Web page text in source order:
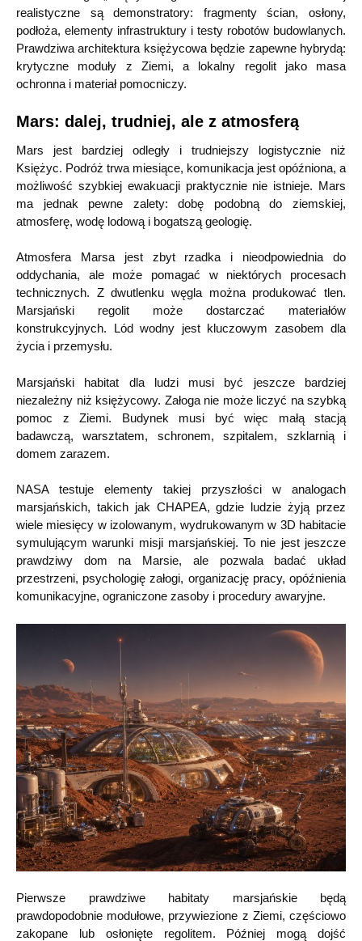
realistyczne są demonstratory: fragmenty ścian, osłony,
podłoża, elementy infrastruktury i testy robotów budowlanych.
Prawdziwa architektura księżycowa będzie zapewne hybrydą:
krytyczne moduły z Ziemi, a lokalny regolit jako masa
ochronna i materiał pomocniczy.
Mars: dalej, trudniej, ale z atmosferą
Mars jest bardziej odległy i trudniejszy logistycznie niż
Księżyc. Podróż trwa miesiące, komunikacja jest opóźniona, a
możliwość szybkiej ewakuacji praktycznie nie istnieje. Mars
ma jednak pewne zalety: dobę podobną do ziemskiej,
atmosferę, wodę lodową i bogatszą geologię.
Atmosfera Marsa jest zbyt rzadka i nieodpowiednia do
oddychania, ale może pomagać w niektórych procesach
technicznych. Z dwutlenku węgla można produkować tlen.
Marsjański regolit może dostarczać materiałów
konstrukcyjnych. Lód wodny jest kluczowym zasobem dla
życia i przemysłu.
Marsjański habitat dla ludzi musi być jeszcze bardziej
niezależny niż księżycowy. Załoga nie może liczyć na szybką
pomoc z Ziemi. Budynek musi być więc małą stacją
badawczą, warsztatem, schronem, szpitalem, szklarnią i
domem zarazem.
NASA testuje elementy takiej przyszłości w analogach
marsjańskich, takich jak CHAPEA, gdzie ludzie żyją przez
wiele miesięcy w izolowanym, wydrukowanym w 3D habitacie
symulującym warunki misji marsjańskiej. To nie jest jeszcze
prawdziwy dom na Marsie, ale pozwala badać układ
przestrzeni, psychologię załogi, organizację pracy, opóźnienia
komunikacyjne, ograniczone zasoby i procedury awaryjne.
Pierwsze prawdziwe habitaty marsjańskie będą
prawdopodobnie modułowe, przywiezione z Ziemi, częściowo
zakopane lub osłonięte regolitem. Później mogą dojść